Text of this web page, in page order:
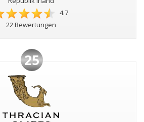
4.7
22 Bewertungen
25